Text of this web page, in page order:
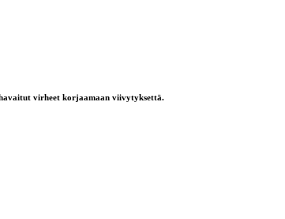
virheet korjaamaan viivytyksettä.